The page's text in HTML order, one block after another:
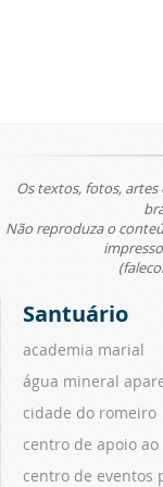
Os textos, fotos, artes
Não reproduza o
Santuário
academia marial
água mineral
cidade do romeiro
centro de apoio
centro de eventos